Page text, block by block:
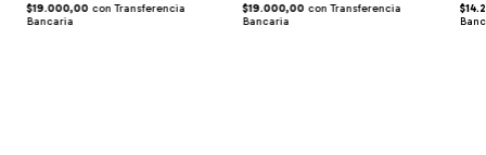
$19.000,00 con Transferencia
Bancaria
$19.000,00 con Transferencia
Bancaria